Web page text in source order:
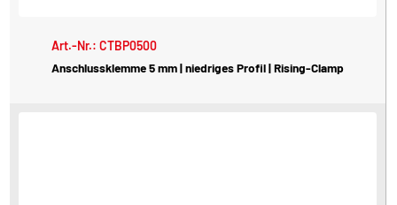
Art.-Nr.: CTBP0500
Anschlussklemme 5 mm | niedriges Profil | Rising-Clamp